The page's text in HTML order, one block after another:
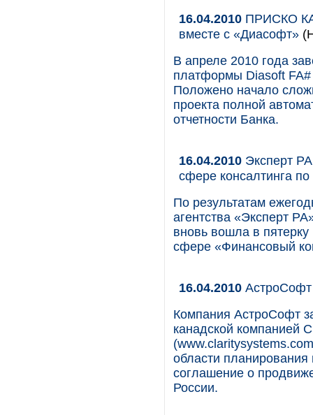
16.04.2010 ПРИСКО
вместе с «Диасофт»
В апреле 2010 года
платформы Diasoft
Положено начало
проекта полной
отчетности Банка.
16.04.2010 Эксперт
сфере консалтинга
По результатам
агентства «Эксперт
вновь вошла в пятерку
сфере «Финансовый
16.04.2010 АстроСофт
Компания АстроСофт
канадской компанией
области
соглашение о
России.